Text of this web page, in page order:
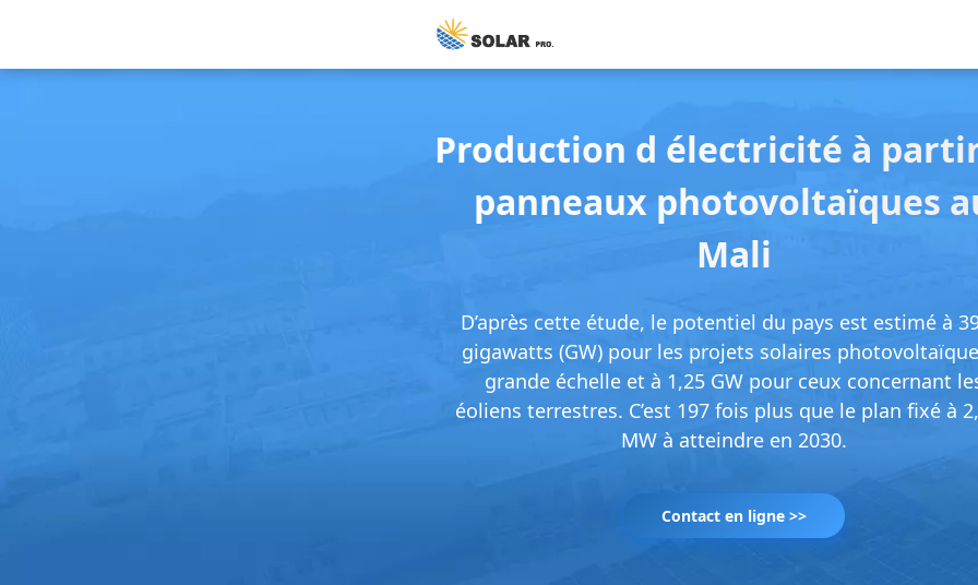
Production d électricité à
panneaux photovoltaïques
Mali
D’après cette étude, le potentiel du pays est estimé à
gigawatts (GW) pour les projets solaires
grande échelle et à 1,25 GW pour ceux concernant
éoliens terrestres. C’est 197 fois plus que le plan fixé à
MW à atteindre en 2030.
Contact en ligne >>